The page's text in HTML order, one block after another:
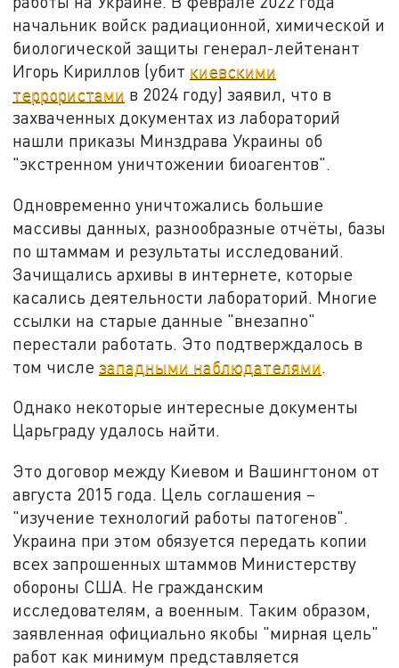
начальник войск радиационной, химической и
биологической защиты генерал-лейтенант
Игорь Кириллов (убит киевскими
террористами в 2024 году) заявил, что в
захваченных документах из лабораторий
нашли приказы Минздрава Украины об
"экстренном уничтожении биоагентов".
Одновременно уничтожались большие
массивы данных, разнообразные отчёты, базы
по штаммам и результаты исследований.
Зачищались архивы в интернете, которые
касались деятельности лабораторий. Многие
ссылки на старые данные "внезапно"
перестали работать. Это подтверждалось в
том числезападными наблюдателями.
Однако некоторые интересные документы
Царьграду удалось найти.
Это договор между Киевом и Вашингтоном от
августа 2015 года. Цель соглашения –
"изучение технологий работы патогенов".
Украина при этом обязуется передать копии
всех запрошенных штаммов Министерству
обороны США. Не гражданским
исследователям, а военным. Таким образом,
заявленная официально якобы "мирная цель"
работ как минимум представляется